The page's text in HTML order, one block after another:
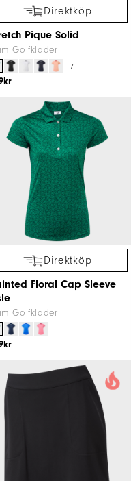
Direktköp
Pique Solid
Golfkläder
+7
Direktköp
Floral Cap Sleeve
Golfkläder